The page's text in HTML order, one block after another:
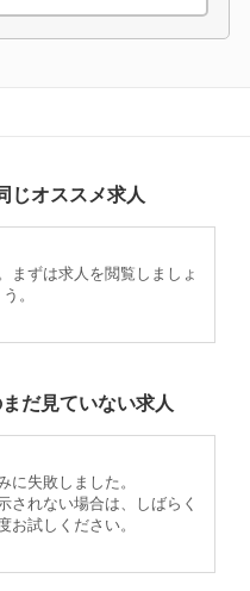
じオススメ求人
まずは求人を閲覧しましょ
う。
だ見ていない求人
に失敗しました。
されない場合は、しばらく
お試しください。